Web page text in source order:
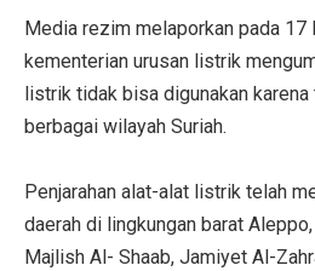
Media rezim melaporkan pada 17
kementerian urusan listrik
listrik tidak bisa digunakan
berbagai wilayah Suriah.
Penjarahan alat-alat listrik telah
daerah di lingkungan barat
Majlish Al- Shaab, Jamiyet Al-